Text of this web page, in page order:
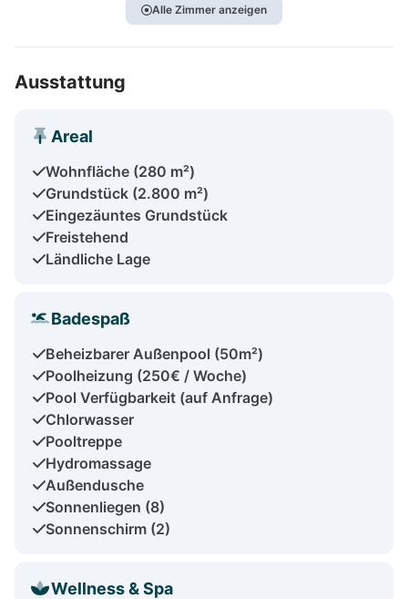
Alle Zimmer anzeigen
Ausstattung
Areal
Wohnfläche (280 m²)
Grundstück (2.800 m²)
Eingezäuntes Grundstück
Freistehend
Ländliche Lage
Badespaß
Beheizbarer Außenpool (50m²)
Poolheizung (250€ / Woche)
Pool Verfügbarkeit (auf Anfrage)
Chlorwasser
Pooltreppe
Hydromassage
Außendusche
Sonnenliegen (8)
Sonnenschirm (2)
Wellness & Spa